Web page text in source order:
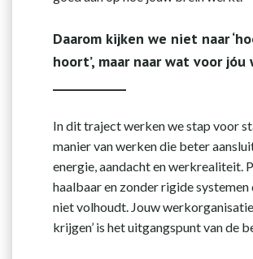
Daarom kijken we niet naar
hoort’, maar naar wat voor jóu
In dit traject werken we stap voor
manier van werken die beter
energie, aandacht en werkrealiteit.
haalbaar en zonder rigide systemen
niet volhoudt. Jouw
krijgen’ is het uitgangspunt van de